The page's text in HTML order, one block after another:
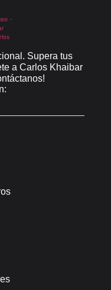
Supera tus
a Carlos Khaibar